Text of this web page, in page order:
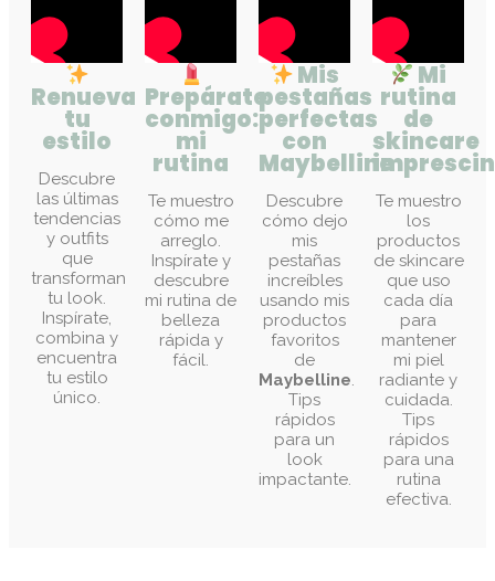
Renueva
tu
estilo
Descubre
las últimas
tendencias
y outfits
que
transforman
tu look.
Inspírate,
combina y
encuentra
tu estilo
único.
Prepárate
conmigo:
mi
rutina
Te muestro
cómo me
arreglo.
Inspírate y
descubre
mi rutina de
belleza
rápida y
fácil.
Mis
pestañas
perfectas
con
Maybelline
Descubre
cómo dejo
mis
pestañas
increíbles
usando mis
productos
favoritos
de
Maybelline.
Tips
rápidos
para un
look
impactante.
Mi
rutina
de
skincare
Te muestro
los
productos
de skincare
que uso
cada día
para
mantener
mi piel
radiante y
cuidada.
Tips
rápidos
para una
rutina
efectiva.